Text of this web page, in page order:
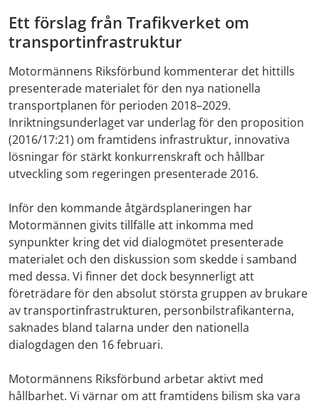
Ett förslag från Trafikverket om
transportinfrastruktur
Motormännens Riksförbund kommenterar det hittills
presenterade materialet för den nya nationella
transportplanen för perioden 2018–2029.
Inriktningsunderlaget var underlag för den proposition
(2016/17:21) om framtidens infrastruktur, innovativa
lösningar för stärkt konkurrenskraft och hållbar
utveckling som regeringen presenterade 2016.
Inför den kommande åtgärdsplaneringen har
Motormännen givits tillfälle att inkomma med
synpunkter kring det vid dialogmötet presenterade
materialet och den diskussion som skedde i samband
med dessa. Vi finner det dock besynnerligt att
företrädare för den absolut största gruppen av brukare
av transportinfrastrukturen, personbilstrafikanterna,
saknades bland talarna under den nationella
dialogdagen den 16 februari.
Motormännens Riksförbund arbetar aktivt med
hållbarhet. Vi värnar om att framtidens bilism ska vara